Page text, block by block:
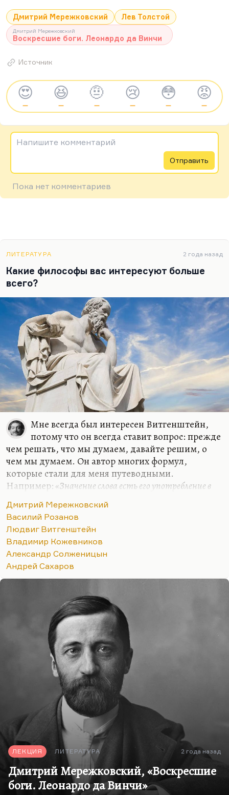
Дмитрий Мережковский Лев Толстой
Дмитрий Мережковский
Воскресшие боги. Леонардо да Винчи
Источник
😍
—
😆
—
🤨
—
😢
—
😳
—
😡
—
Напишите комментарий
Отправить
Пока нет комментариев
ЛИТЕРАТУРА 2 года назад
Какие философы вас интересуют больше
всего?
Мне всегда был интересен Витгенштейн,
потому что он всегда ставит вопрос: прежде
чем решать, что мы думаем, давайте решим, о
чем мы думаем. Он автор многих формул,
которые стали для меня путеводными.
Например:«Значение слова есть его употребление в
важного самого в привычку уходят, ветшают, как
платья». Очень многие слова утратили смысл.
Витгенштейн их пытается отмыть, по-
самойловски:«Их протирают, как стекло, и в этом
наше ремесло».
Мне из философов ХХ столетия был интересен
образом потому, что он первым поставил вопрос,
а не была ли вся репрессивная система…
Дмитрий Мережковский
Василий Розанов
Людвиг Витгенштейн
Владимир Кожевников
Александр Солженицын
Андрей Сахаров
ЛЕКЦИЯ ЛИТЕРАТУРА 2 года назад
Дмитрий Мережковский, «Воскресшие
боги. Леонардо да Винчи»